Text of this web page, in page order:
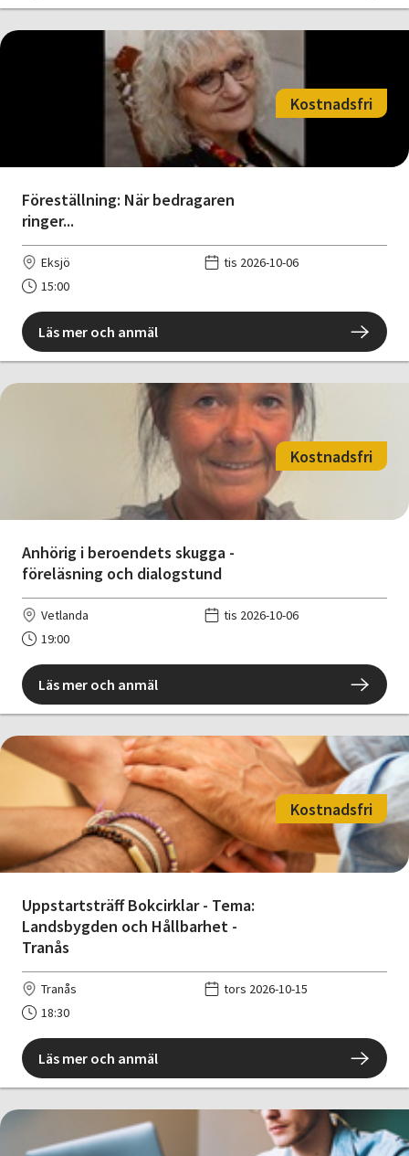
Föreställning: När bedragaren
ringer...
Kostnadsfri
Eksjö
tis 2026-10-06
15:00
Läs mer och anmäl
Anhörig i beroendets skugga -
föreläsning och dialogstund
Kostnadsfri
Vetlanda
tis 2026-10-06
19:00
Läs mer och anmäl
Uppstartsträff Bokcirklar - Tema:
Landsbygden och Hållbarhet -
Tranås
Kostnadsfri
Tranås
tors 2026-10-15
18:30
Läs mer och anmäl